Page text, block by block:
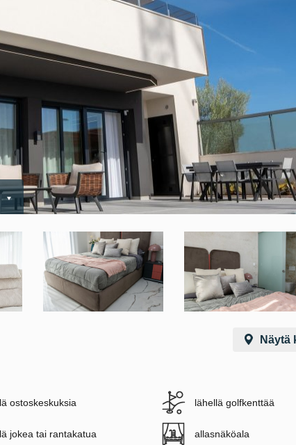
Näytä
ostoskeskuksia lähellä golfkenttää
jokea tai rantakatua allasnäköala